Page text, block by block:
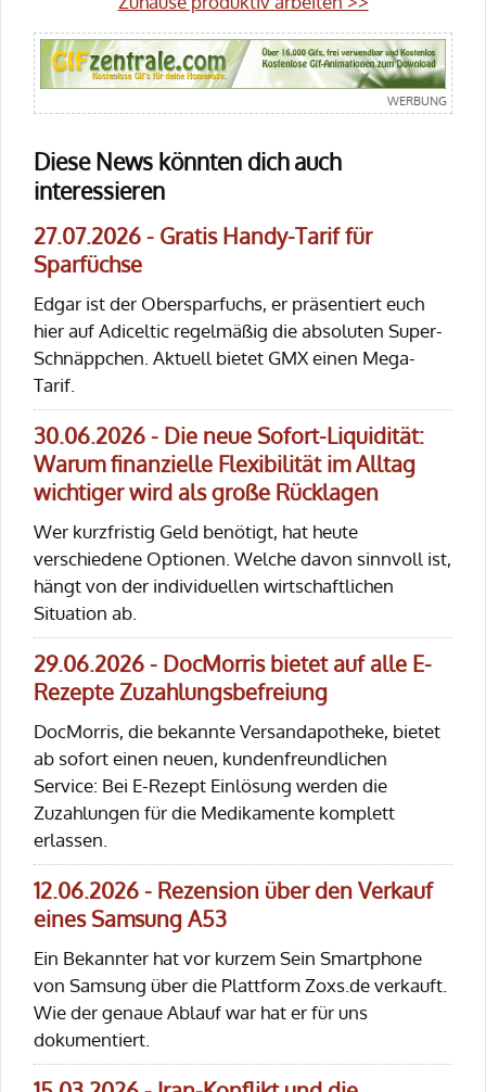
Diese News könnten dich auch
interessieren
27.07.2026 - Gratis Handy-Tarif für
Sparfüchse
Edgar ist der Obersparfuchs, er präsentiert euch
hier auf Adiceltic regelmäßig die absoluten Super-
Schnäppchen. Aktuell bietet GMX einen Mega-
Tarif.
30.06.2026 - Die neue Sofort-Liquidität:
Warum finanzielle Flexibilität im Alltag
wichtiger wird als große Rücklagen
Wer kurzfristig Geld benötigt, hat heute
verschiedene Optionen. Welche davon sinnvoll ist,
hängt von der individuellen wirtschaftlichen
Situation ab.
29.06.2026 - DocMorris bietet auf alle E-
Rezepte Zuzahlungsbefreiung
DocMorris, die bekannte Versandapotheke, bietet
ab sofort einen neuen, kundenfreundlichen
Service: Bei E-Rezept Einlösung werden die
Zuzahlungen für die Medikamente komplett
erlassen.
12.06.2026 - Rezension über den Verkauf
eines Samsung A53
Ein Bekannter hat vor kurzem Sein Smartphone
von Samsung über die Plattform Zoxs.de verkauft.
Wie der genaue Ablauf war hat er für uns
dokumentiert.